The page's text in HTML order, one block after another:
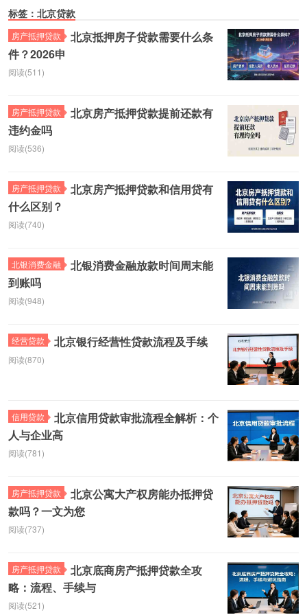
标签：北京贷款
房产抵押贷款
北京抵押房子贷款需要什么条
件？2026申
阅读(511)
房产抵押贷款
北京房产抵押贷款提前还款有
违约金吗
阅读(536)
房产抵押贷款
北京房产抵押贷款和信用贷有
什么区别？
阅读(740)
北银消费金融
北银消费金融放款时间周末能
到账吗
阅读(948)
经营贷款 北京银行经营性贷款流程及手续
阅读(870)
信用贷款
北京信用贷款审批流程全解析：个
人与企业高
阅读(781)
房产抵押贷款
北京公寓大产权房能办抵押贷
款吗？一文为您
阅读(737)
房产抵押贷款
北京底商房产抵押贷款全攻
略：流程、手续与
阅读(521)